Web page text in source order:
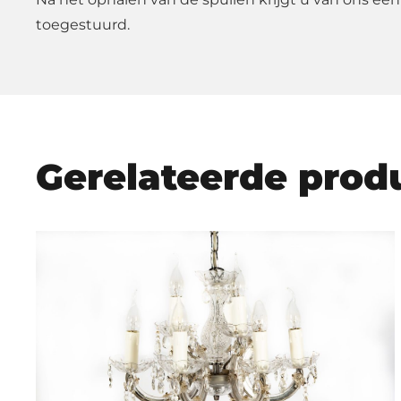
toegestuurd.
Gerelateerde